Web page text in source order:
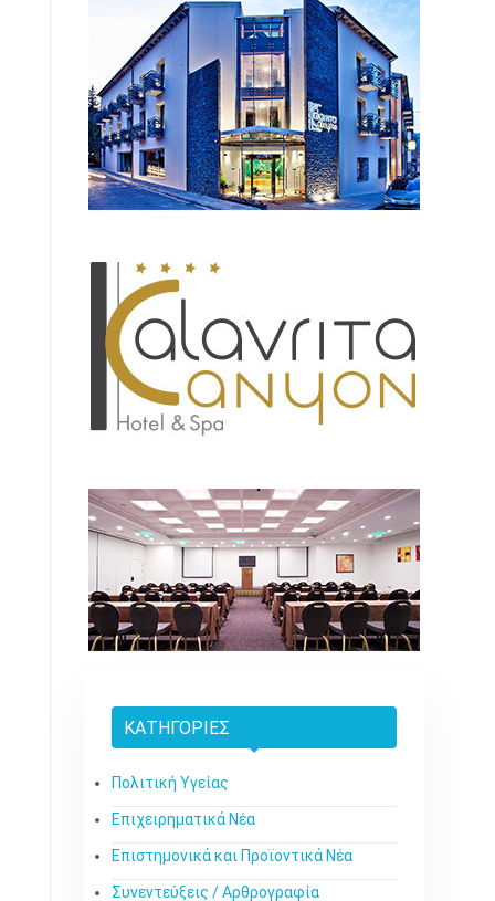
ΚΑΤΗΓΟΡΊΕΣ
Πολιτική Υγείας
Επιχειρηματικά Νέα
Επιστημονικά και Προϊοντικά Νέα
Συνεντεύξεις / Αρθρογραφία